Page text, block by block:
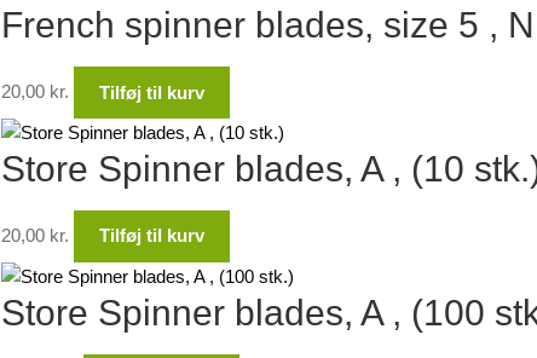
French spinner blades, size 5 ,
20,00 kr. Tilføj til kurv
Store Spinner blades, A , (10
20,00 kr. Tilføj til kurv
Store Spinner blades, A , (100